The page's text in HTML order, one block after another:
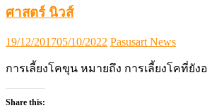
ศาสตร์ นิวส์
Posted
19/12/201705/10/2022 Author
Pasusart News
การเลี้ยงโคขุน หมายถึง การเลี้ยงโคที่ยั
Share this: